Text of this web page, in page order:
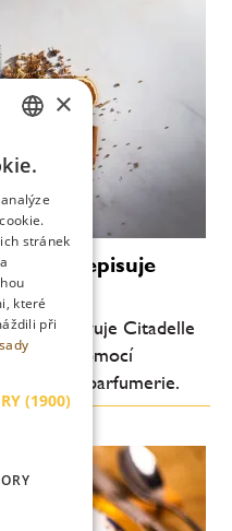
přepisuje
představuje Citadelle
pomocí
haute parfumerie.
ENGLISH
×
stránek
které
při
(1900)